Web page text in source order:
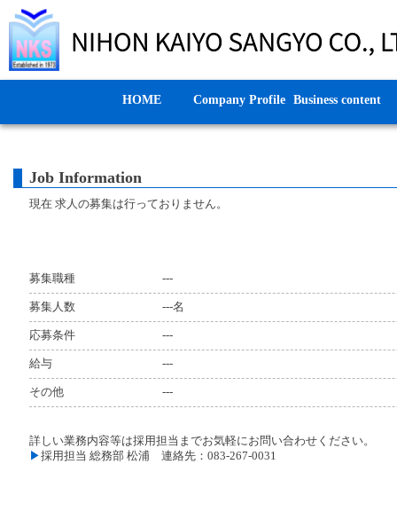
HOME Company Profile Business content
Job Information
現在 求人の募集は行っておりません。
募集職種 ---
募集人数 ---名
応募条件 ---
給与 ---
その他 ---
詳しい業務内容等は採用担当までお気軽にお問い合わせください。
▶採用担当 総務部 松浦 連絡先：083-267-0031